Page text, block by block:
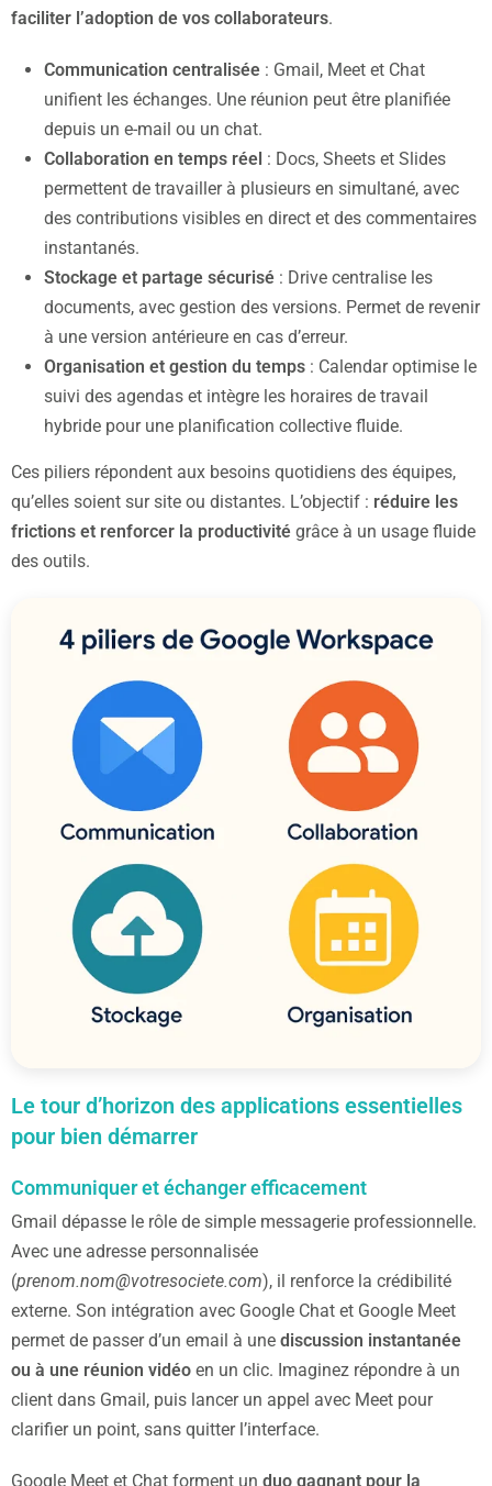
faciliter l’adoption de vos collaborateurs.
Communication centralisée : Gmail, Meet et Chat
unifient les échanges. Une réunion peut être planifiée
depuis un e-mail ou un chat.
Collaboration en temps réel : Docs, Sheets et Slides
permettent de travailler à plusieurs en simultané, avec
des contributions visibles en direct et des commentaires
instantanés.
Stockage et partage sécurisé : Drive centralise les
documents, avec gestion des versions. Permet de revenir
à une version antérieure en cas d’erreur.
Organisation et gestion du temps : Calendar optimise le
suivi des agendas et intègre les horaires de travail
hybride pour une planification collective fluide.
Ces piliers répondent aux besoins quotidiens des équipes,
qu’elles soient sur site ou distantes. L’objectif : réduire les
frictions et renforcer la productivité grâce à un usage fluide
des outils.
Le tour d’horizon des applications essentielles
pour bien démarrer
Communiquer et échanger efficacement
Gmail dépasse le rôle de simple messagerie professionnelle.
Avec une adresse personnalisée
(prenom.nom@votresociete.com), il renforce la crédibilité
externe. Son intégration avec Google Chat et Google Meet
permet de passer d’un email à une discussion instantanée
ou à une réunion vidéo en un clic. Imaginez répondre à un
client dans Gmail, puis lancer un appel avec Meet pour
clarifier un point, sans quitter l’interface.
Google Meet et Chat forment un duo gagnant pour la